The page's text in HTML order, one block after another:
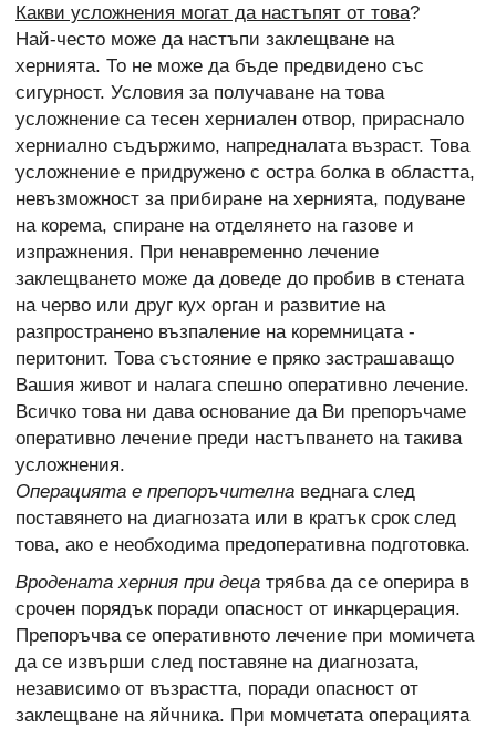
Какви усложнения могат да настъпят от това?
Най-често може да настъпи заклещване на
хернията. То не може да бъде предвидено със
сигурност. Условия за получаване на това
усложнение са тесен херниален отвор, прираснало
херниално съдържимо, напредналата възраст. Това
усложнение е придружено с остра болка в областта,
невъзможност за прибиране на хернията, подуване
на корема, спиране на отделянето на газове и
изпражнения. При ненавременно лечение
заклещването може да доведе до пробив в стената
на черво или друг кух орган и развитие на
разпространено възпаление на коремницата -
перитонит. Това състояние е пряко застрашаващо
Вашия живот и налага спешно оперативно лечение.
Всичко това ни дава основание да Ви препоръчаме
оперативно лечение преди настъпването на такива
усложнения.
Операцията е препоръчителна веднага след
поставянето на диагнозата или в кратък срок след
това, ако е необходима предоперативна подготовка.
Вродената херния при деца трябва да се оперира в
срочен порядък поради опасност от инкарцерация.
Препоръчва се оперативното лечение при момичета
да се извърши след поставяне на диагнозата,
независимо от възрастта, поради опасност от
заклещване на яйчника. При момчетата операцията